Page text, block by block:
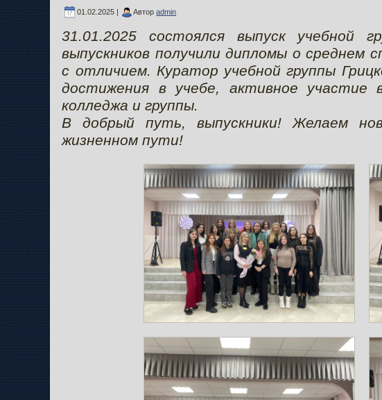
01.02.2025 | Авторadmin
31.01.2025 состоялся выпуск
выпускников получили дипломы о среднем
с отличием. Куратор учебной группы
достижения в учебе, активное участие
колледжа и группы.
В добрый путь, выпускники! Желаем
жизненном пути!